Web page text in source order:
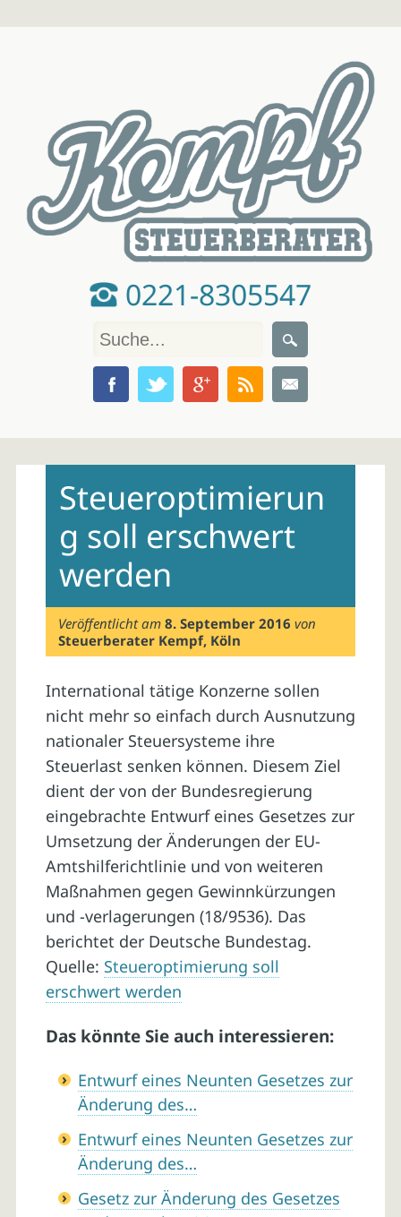
0221-8305547
contentSteueroptimierun
g soll erschwert
werden
Veröffentlicht am8. September 2016 von
Steuerberater Kempf, Köln
International tätige Konzerne sollen
nicht mehr so einfach durch Ausnutzung
nationaler Steuersysteme ihre
Steuerlast senken können. Diesem Ziel
dient der von der Bundesregierung
eingebrachte Entwurf eines Gesetzes zur
Umsetzung der Änderungen der EU-
Amtshilferichtlinie und von weiteren
Maßnahmen gegen Gewinnkürzungen
und -verlagerungen (18/9536). Das
berichtet der Deutsche Bundestag.
Quelle: Steueroptimierung soll
erschwert werden
Das könnte Sie auch interessieren:
Entwurf eines Neunten Gesetzes zur
Änderung des…
Entwurf eines Neunten Gesetzes zur
Änderung des…
Gesetz zur Änderung des Gesetzes